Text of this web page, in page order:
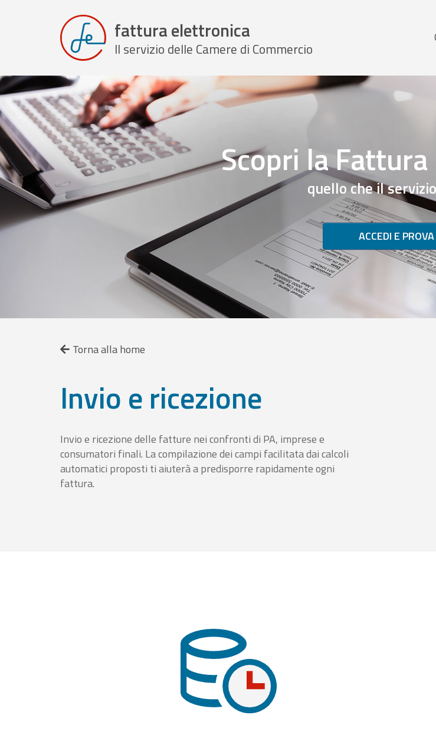
fattura elettronica
Il servizio delle Camere di Commercio
Scopri la
quello che il
ACCEDI E PROVA
Torna alla home
Invio e ricezione
Invio e ricezione delle fatture nei confronti di PA, imprese e
consumatori finali. La compilazione dei campi facilitata dai calcoli
automatici proposti ti aiuterà a predisporre rapidamente ogni
fattura.